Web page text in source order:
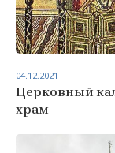
Церковный
храм
04.12.2021